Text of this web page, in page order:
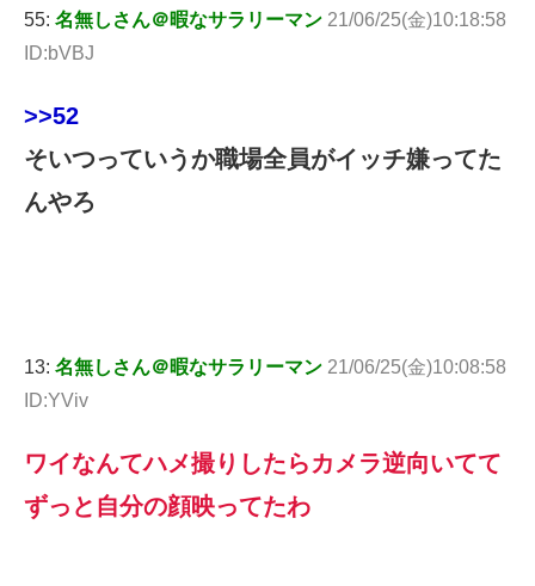
55: 名無しさん＠暇なサラリーマン 21/06/25(金)10:18:58
ID:bVBJ
>>52
そいつっていうか職場全員がイッチ嫌ってた
んやろ
13: 名無しさん＠暇なサラリーマン 21/06/25(金)10:08:58
ID:YViv
ワイなんてハメ撮りしたらカメラ逆向いてて
ずっと自分の顔映ってたわ